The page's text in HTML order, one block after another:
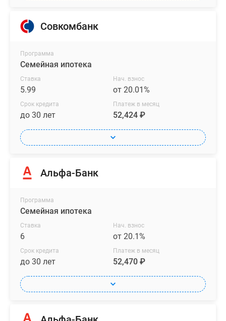
Совкомбанк
Программа
Семейная ипотека
Ставка
5.99
Нач. взнос
от 20.01%
Срок кредита
до 30 лет
Платеж в месяц
52,424 ₽
Альфа-Банк
Программа
Семейная ипотека
Ставка
6
Нач. взнос
от 20.1%
Срок кредита
до 30 лет
Платеж в месяц
52,470 ₽